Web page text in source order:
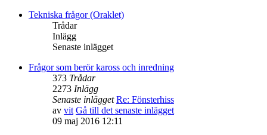
Tekniska frågor (Oraklet)
Trådar
Inlägg
Senaste inlägget
Frågor som berör kaross och inredning
373 Trådar
2273 Inlägg
Senaste inlägget Re: Fönsterhiss
av vit Gå till det senaste inlägget
09 maj 2016 12:11